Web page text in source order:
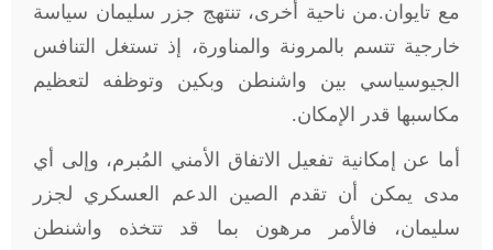
مع تايوان.من ناحية أخرى، تنتهج جزر سليمان سياسة
خارجية تتسم بالمرونة والمناورة، إذ تستغل التنافس
الجيوسياسي بين واشنطن وبكين وتوظفه لتعظيم
مكاسبها قدر الإمكان.
أما عن إمكانية تفعيل الاتفاق الأمني المُبرم، وإلى أي
مدى يمكن أن تقدم الصين الدعم العسكري لجزر
سليمان، فالأمر مرهون بما قد تتخذه واشنطن